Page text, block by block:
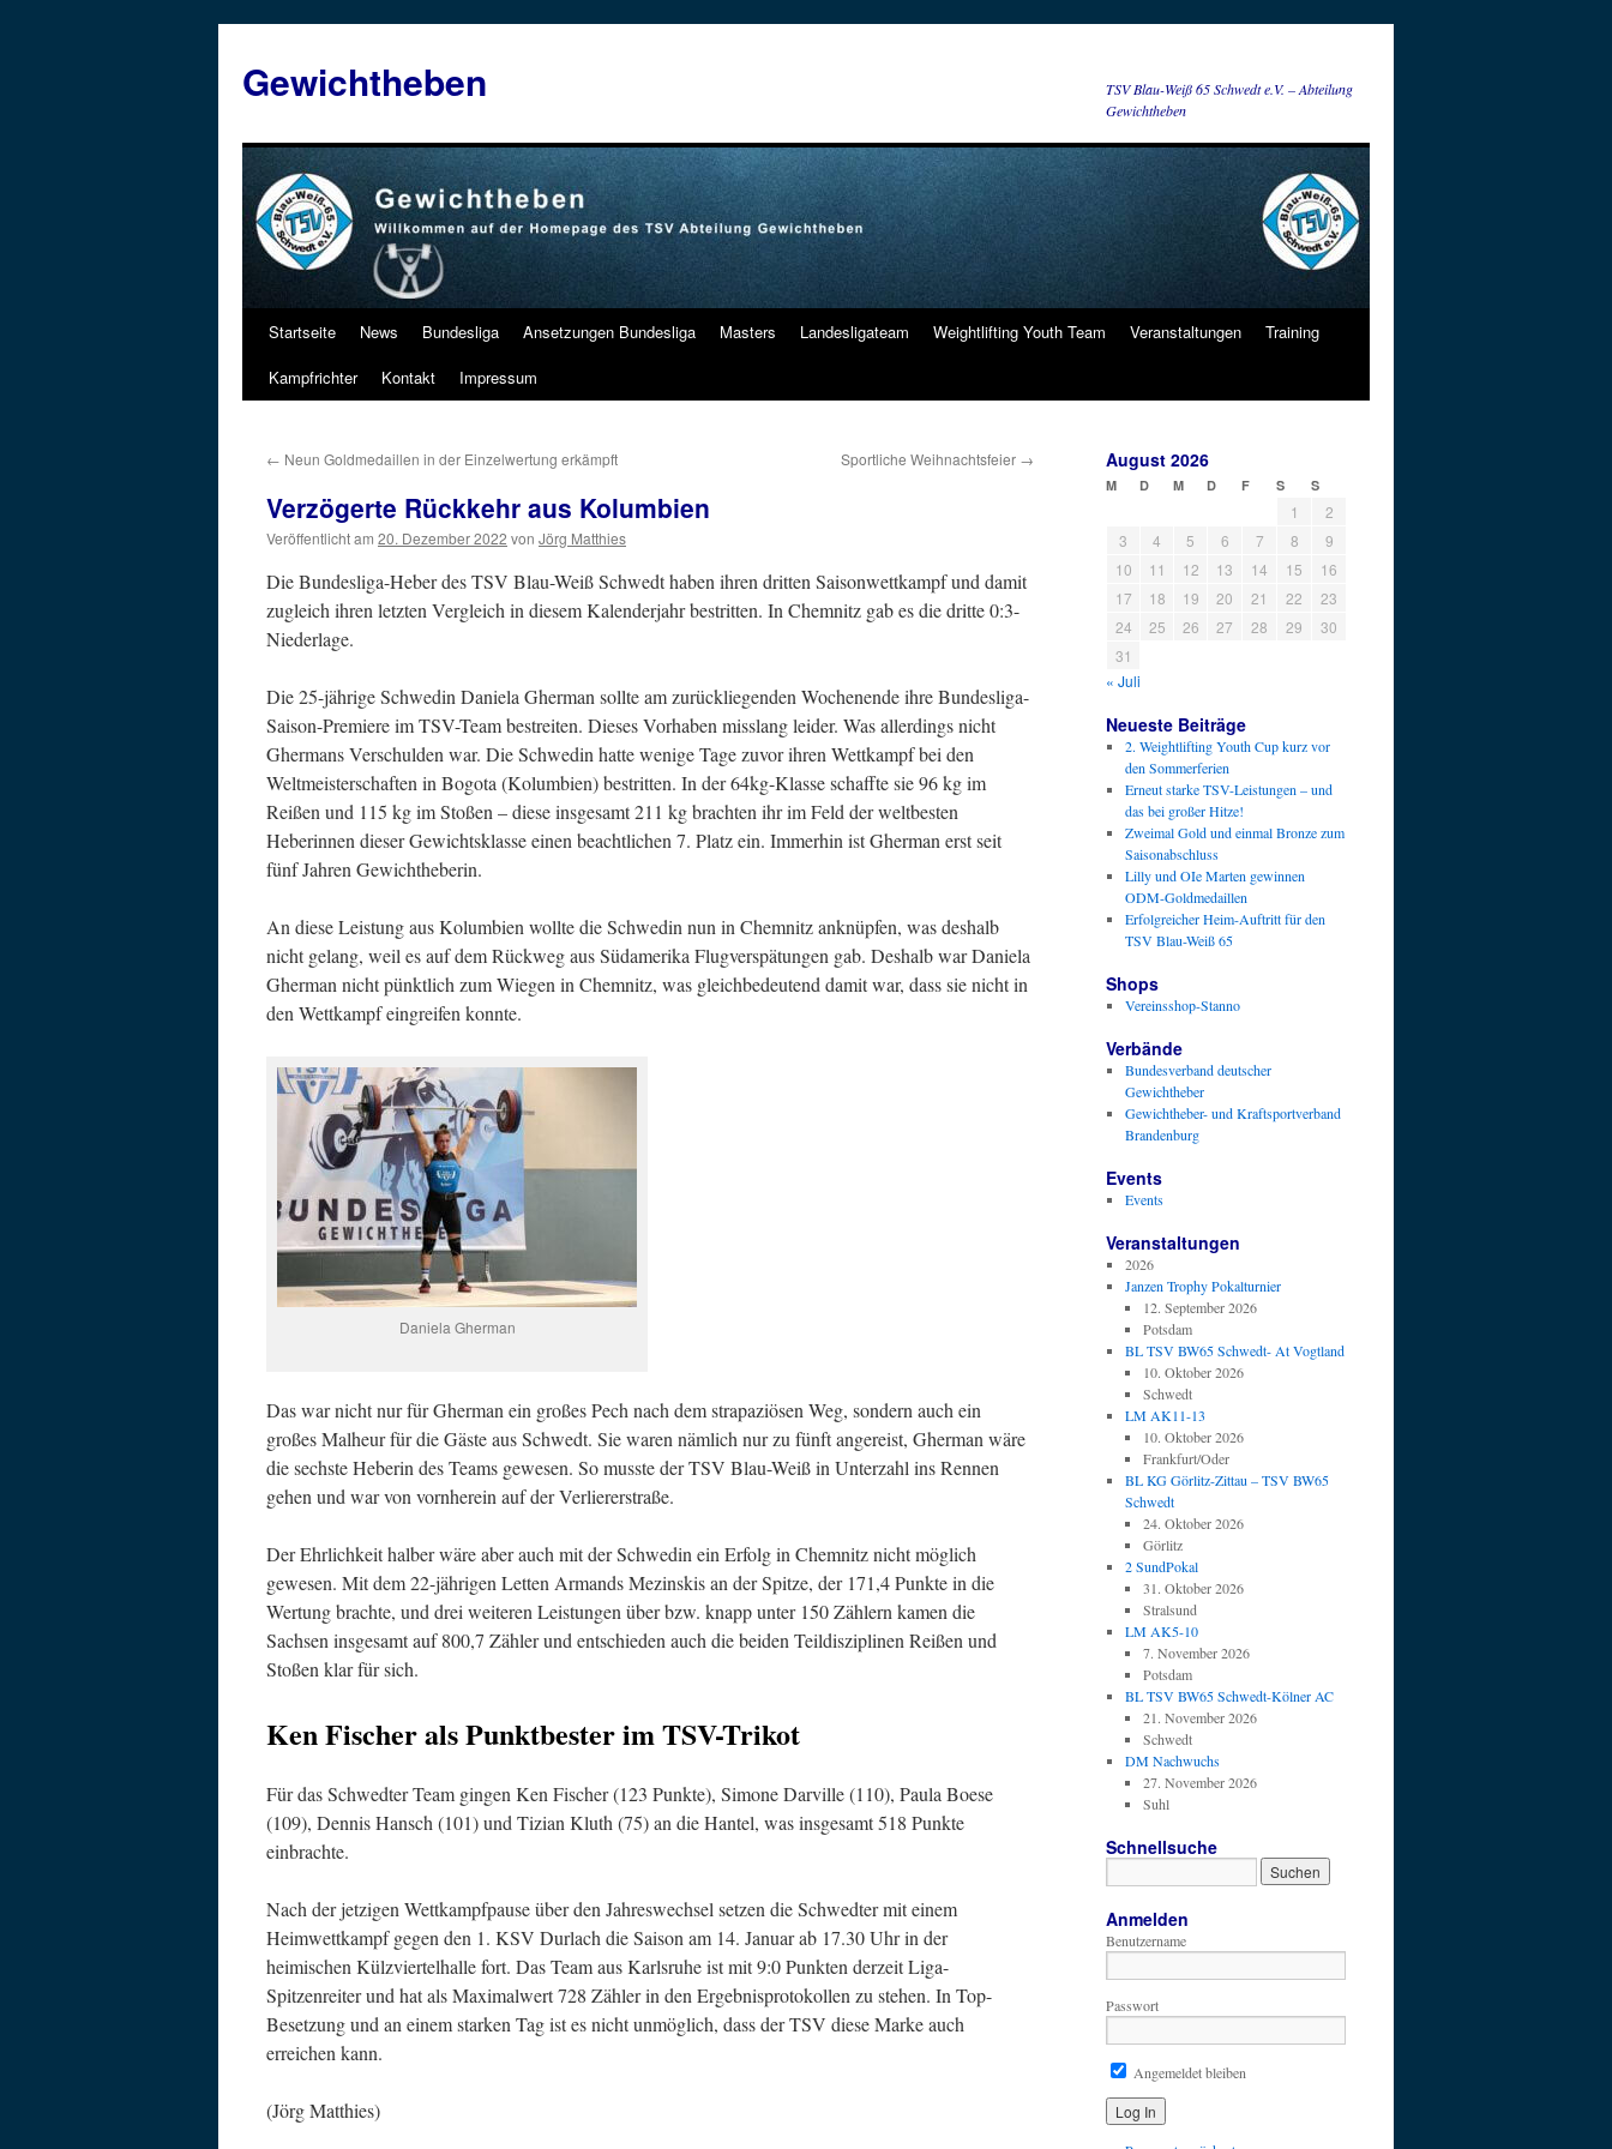
springen
Gewichtheben
TSV Blau-Weiß 65 Schwedt e.V. – Abteilung
Gewichtheben
Startseite News Bundesliga Ansetzungen Bundesliga Masters Landesligateam Weightlifting Youth Team Veranstaltungen
Training
Kampfrichter
Kontakt Impressum
← Neun Goldmedaillen in der Einzelwertung erkämpft Sportliche Weihnachtsfeier →
Verzögerte Rückkehr aus Kolumbien
Veröffentlicht am 20. Dezember 2022 von Jörg Matthies
Die Bundesliga-Heber des TSV Blau-Weiß Schwedt haben ihren dritten Saisonwettkampf und damit
zugleich ihren letzten Vergleich in diesem Kalenderjahr bestritten. In Chemnitz gab es die dritte 0:3-
Niederlage.
Die 25-jährige Schwedin Daniela Gherman sollte am zurückliegenden Wochenende ihre Bundesliga-
Saison-Premiere im TSV-Team bestreiten. Dieses Vorhaben misslang leider. Was allerdings nicht
Ghermans Verschulden war. Die Schwedin hatte wenige Tage zuvor ihren Wettkampf bei den
Weltmeisterschaften in Bogota (Kolumbien) bestritten. In der 64kg-Klasse schaffte sie 96 kg im
Reißen und 115 kg im Stoßen – diese insgesamt 211 kg brachten ihr im Feld der weltbesten
Heberinnen dieser Gewichtsklasse einen beachtlichen 7. Platz ein. Immerhin ist Gherman erst seit
fünf Jahren Gewichtheberin.
An diese Leistung aus Kolumbien wollte die Schwedin nun in Chemnitz anknüpfen, was deshalb
nicht gelang, weil es auf dem Rückweg aus Südamerika Flugverspätungen gab. Deshalb war Daniela
Gherman nicht pünktlich zum Wiegen in Chemnitz, was gleichbedeutend damit war, dass sie nicht in
den Wettkampf eingreifen konnte.
Daniela Gherman
Das war nicht nur für Gherman ein großes Pech nach dem strapaziösen Weg, sondern auch ein
großes Malheur für die Gäste aus Schwedt. Sie waren nämlich nur zu fünft angereist, Gherman wäre
die sechste Heberin des Teams gewesen. So musste der TSV Blau-Weiß in Unterzahl ins Rennen
gehen und war von vornherein auf der Verliererstraße.
Der Ehrlichkeit halber wäre aber auch mit der Schwedin ein Erfolg in Chemnitz nicht möglich
gewesen. Mit dem 22-jährigen Letten Armands Mezinskis an der Spitze, der 171,4 Punkte in die
Wertung brachte, und drei weiteren Leistungen über bzw. knapp unter 150 Zählern kamen die
Sachsen insgesamt auf 800,7 Zähler und entschieden auch die beiden Teildisziplinen Reißen und
Stoßen klar für sich.
Ken Fischer als Punktbester im TSV-Trikot
Für das Schwedter Team gingen Ken Fischer (123 Punkte), Simone Darville (110), Paula Boese
(109), Dennis Hansch (101) und Tizian Kluth (75) an die Hantel, was insgesamt 518 Punkte
einbrachte.
Nach der jetzigen Wettkampfpause über den Jahreswechsel setzen die Schwedter mit einem
Heimwettkampf gegen den 1. KSV Durlach die Saison am 14. Januar ab 17.30 Uhr in der
heimischen Külzviertelhalle fort. Das Team aus Karlsruhe ist mit 9:0 Punkten derzeit Liga-
Spitzenreiter und hat als Maximalwert 728 Zähler in den Ergebnisprotokollen zu stehen. In Top-
Besetzung und an einem starken Tag ist es nicht unmöglich, dass der TSV diese Marke auch
erreichen kann.
(Jörg Matthies)
August 2026
M D M D F S S
1
2
3
4 5 6 7 8
9
10
11 12 13 14 15
16
17
18 19 20 21 22
23
24
25 26 27 28 29
30
31
« Juli
Neueste Beiträge
2. Weightlifting Youth Cup kurz vor
den Sommerferien
Erneut starke TSV-Leistungen – und
das bei großer Hitze!
Zweimal Gold und einmal Bronze zum
Saisonabschluss
Lilly und OIe Marten gewinnen
ODM-Goldmedaillen
Erfolgreicher Heim-Auftritt für den
TSV Blau-Weiß 65
Shops
Vereinsshop-Stanno
Verbände
Bundesverband deutscher
Gewichtheber
Gewichtheber- und Kraftsportverband
Brandenburg
Events
Events
Veranstaltungen
2026
Janzen Trophy Pokalturnier
12. September 2026
Potsdam
BL TSV BW65 Schwedt- At Vogtland
10. Oktober 2026
Schwedt
LM AK11-13
10. Oktober 2026
Frankfurt/Oder
BL KG Görlitz-Zittau – TSV BW65
Schwedt
24. Oktober 2026
Görlitz
2 SundPokal
31. Oktober 2026
Stralsund
LM AK5-10
7. November 2026
Potsdam
BL TSV BW65 Schwedt-Kölner AC
21. November 2026
Schwedt
DM Nachwuchs
27. November 2026
Suhl
Schnellsuche
Anmelden
Benutzername
Passwort
Angemeldet bleiben